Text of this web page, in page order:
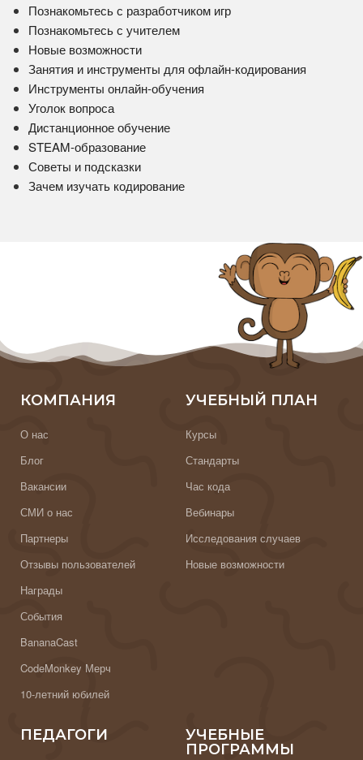
Познакомьтесь с разработчиком игр
Познакомьтесь с учителем
Новые возможности
Занятия и инструменты для офлайн-кодирования
Инструменты онлайн-обучения
Уголок вопроса
Дистанционное обучение
STEAM-образование
Советы и подсказки
Зачем изучать кодирование
КОМПАНИЯ
О нас
Блог
Вакансии
СМИ о нас
Партнеры
Отзывы пользователей
Награды
События
BananaCast
CodeMonkey Мерч
10-летний юбилей
УЧЕБНЫЙ ПЛАН
Курсы
Стандарты
Час кода
Вебинары
Исследования случаев
Новые возможности
ПЕДАГОГИ
УЧЕБНЫЕ
ПРОГРАММЫ